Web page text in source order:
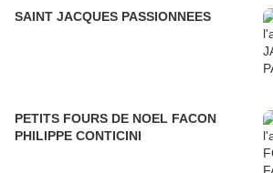
SAINT JACQUES PASSIONNEES
PETITS FOURS DE NOEL FACON
PHILIPPE CONTICINI